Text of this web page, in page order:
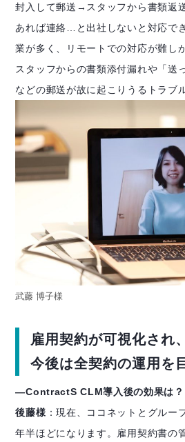
封入して郵送→スタッフから書類返
あれば連絡…と出社しないと対応で
業が多く、リモートでの対応が難し
スタッフからの書類添付漏れや「送
などの郵送が故に起こりうるトラブ
武藤 博子様
雇用契約が可視化され
今後は全契約の運用を
―ContractS CLM導入後の効果は？
後藤様 ：現在、ココネットとグルー
年半ほどになります。雇用契約書の